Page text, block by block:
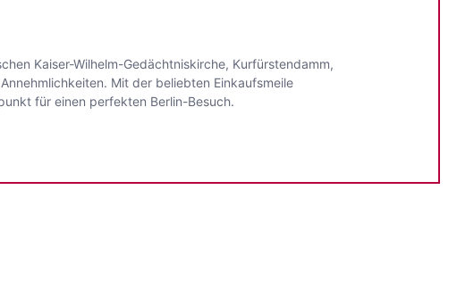
Kaiser-Wilhelm-Gedächtniskirche, Kurfürstendamm,
Mit der beliebten Einkaufsmeile
für einen perfekten Berlin-Besuch.